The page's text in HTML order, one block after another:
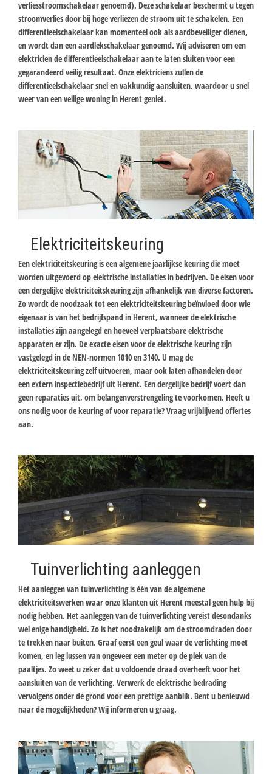
verliesstroomschakelaar genoemd). Deze schakelaar beschermt u tegen
stroomverlies door bij hoge verliezen de stroom uit te schakelen. Een
differentieelschakelaar kan momenteel ook als aardbeveiliger dienen,
en wordt dan een aardlekschakelaar genoemd. Wij adviseren om een
elektricien de differentieelschakelaar aan te laten sluiten voor een
gegarandeerd veilig resultaat. Onze elektriciens zullen de
differentieelschakelaar snel en vakkundig aansluiten, waardoor u snel
weer van een veilige woning in Herent geniet.
Elektriciteitskeuring
Een elektriciteitskeuring is een algemene jaarlijkse keuring die moet
worden uitgevoerd op elektrische installaties in bedrijven. De eisen voor
een dergelijke elektriciteitskeuring zijn afhankelijk van diverse factoren.
Zo wordt de noodzaak tot een elektriciteitskeuring beïnvloed door wie
eigenaar is van het bedrijfspand in Herent, wanneer de elektrische
installaties zijn aangelegd en hoeveel verplaatsbare elektrische
apparaten er zijn. De exacte eisen voor de elektrische keuring zijn
vastgelegd in de NEN-normen 1010 en 3140. U mag de
elektriciteitskeuring zelf uitvoeren, maar ook laten afhandelen door
een extern inspectiebedrijf uit Herent. Een dergelijke bedrijf voert dan
geen reparaties uit, om belangenverstrengeling te voorkomen. Heeft u
ons nodig voor de keuring of voor reparatie? Vraag vrijblijvend offertes
aan.
Tuinverlichting aanleggen
Het aanleggen van tuinverlichting is één van de algemene
elektriciteitswerken waar onze klanten uit Herent meestal geen hulp bij
nodig hebben. Het aanleggen van de tuinverlichting vereist desondanks
wel enige handigheid. Zo is het noodzakelijk om de stroomdraden door
te trekken naar buiten. Graaf eerst een geul waar de verlichting moet
komen, en leg lussen van ongeveer een meter op de plek van de
paaltjes. Zo weet u zeker dat u voldoende draad overheeft voor het
aansluiten van de verlichting. Verwerk de elektrische bedrading
vervolgens onder de grond voor een prettige aanblik. Bent u benieuwd
naar de mogelijkheden? Wij informeren u graag.